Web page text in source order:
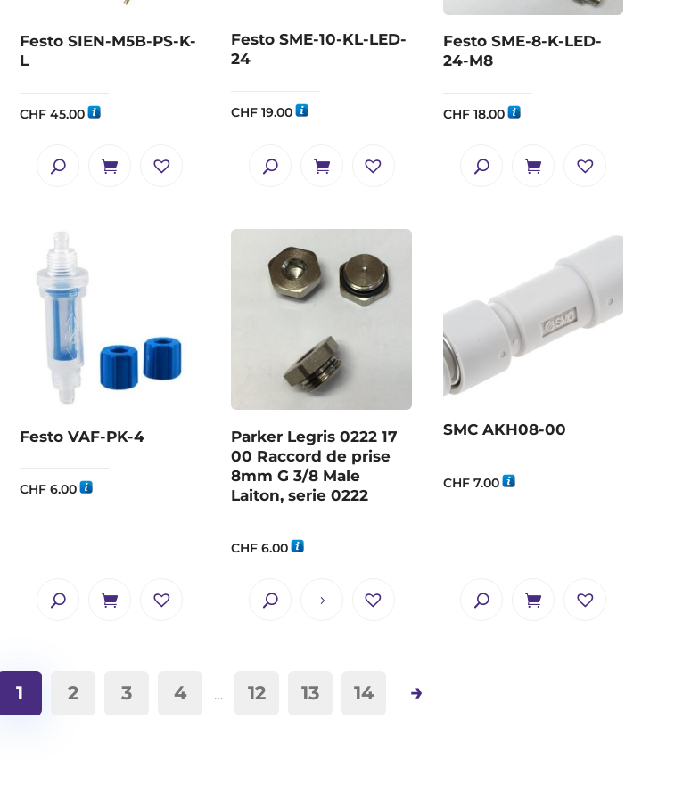
Festo SIEN-M5B-PS-K-
L
CHF45.00
Festo SME-10-KL-LED-
24
CHF 19.00
Festo SME-8-K-LED-
24-M8
CHF18.00
Festo VAF-PK-4
CHF6.00
Parker Legris 0222 17
00 Raccord de prise
8mm G 3/8 Male
Laiton, serie 0222
CHF 6.00
SMC AKH08-00
CHF7.00
1 2 3 4 … 12 13 14 →